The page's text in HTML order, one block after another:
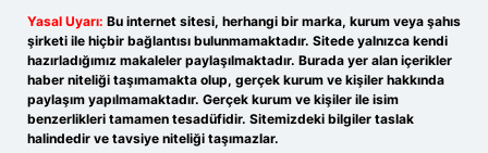
Yasal Uyarı: Bu internet sitesi, herhangi bir marka, kurum veya şahıs
şirketi ile hiçbir bağlantısı bulunmamaktadır. Sitede yalnızca kendi
hazırladığımız makaleler paylaşılmaktadır. Burada yer alan içerikler
haber niteliği taşımamakta olup, gerçek kurum ve kişiler hakkında
paylaşım yapılmamaktadır. Gerçek kurum ve kişiler ile isim
benzerlikleri tamamen tesadüfidir. Sitemizdeki bilgiler taslak
halindedir ve tavsiye niteliği taşımazlar.